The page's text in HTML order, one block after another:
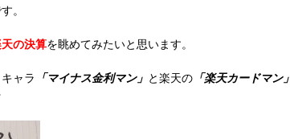
。
の決算を眺めてみたいと思います。
ャラ 「マイナス金利マン」 と楽天の 「楽天カードマン」